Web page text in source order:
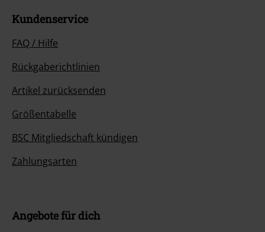
Kundenservice
FAQ / Hilfe
Rückgaberichtlinien
Artikel zurücksenden
Größentabelle
BSC Mitgliedschaft kündigen
Zahlungsarten
Angebote für dich